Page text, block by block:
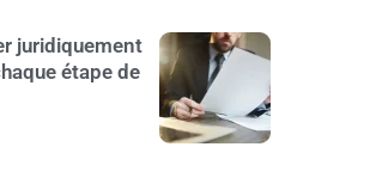
juridiquement
étape de